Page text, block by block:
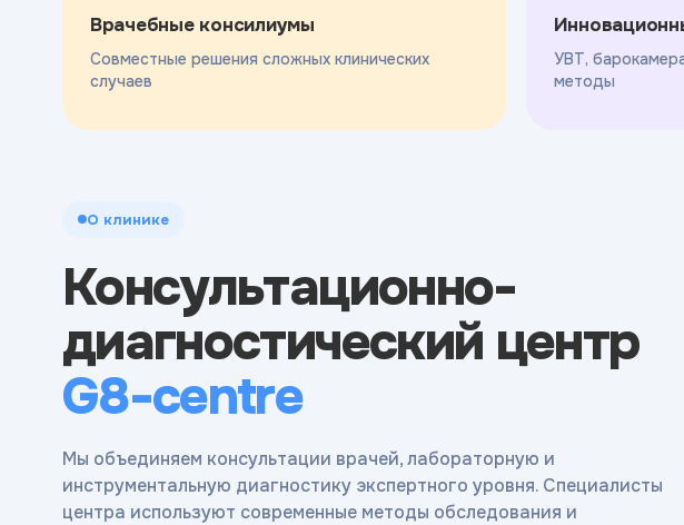
Врачебные консилиумы
Совместные решения сложных клинических
случаев
УВТ,
методы
О клинике
Консультационно-
диагностический центр
G8-centre
Мы объединяем консультации врачей, лабораторную и
инструментальную диагностику экспертного уровня. Специалисты
центра используют современные методы обследования и